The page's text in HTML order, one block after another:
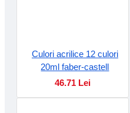
Culori acrilice 12 culori
20ml faber-castell
46.71 Lei